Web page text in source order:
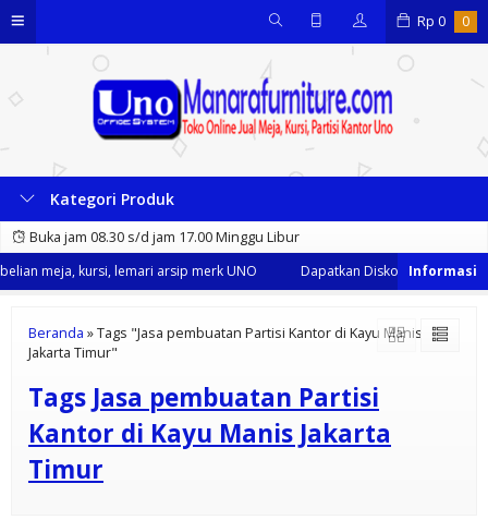
Rp 0 0
Kategori Produk
Buka jam 08.30 s/d jam 17.00 Minggu Libur
meja, kursi, lemari arsip merk UNO
Dapatkan Diskon 35% dari
Beranda »Tags "Jasa pembuatan Partisi Kantor di Kayu Manis
Jakarta Timur"
Tags Jasa pembuatan Partisi
Kantor di Kayu Manis Jakarta
Timur